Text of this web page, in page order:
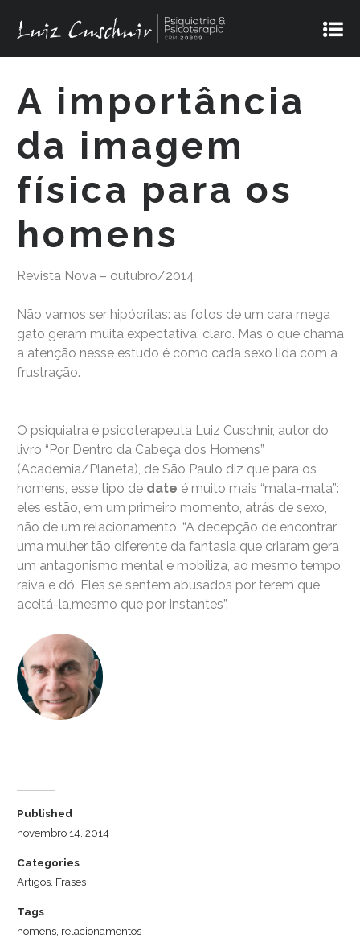
A importância
da imagem
física para os
homens
Revista Nova – outubro/2014
Não vamos ser hipócritas: as fotos de um cara mega
gato geram muita expectativa, claro. Mas o que chama
a atenção nesse estudo é como cada sexo lida com a
frustração.
O psiquiatra e psicoterapeuta Luiz Cuschnir, autor do
livro “Por Dentro da Cabeça dos Homens”
(Academia/Planeta), de São Paulo diz que para os
homens, esse tipo de date é muito mais “mata-mata”:
eles estão, em um primeiro momento, atrás de sexo,
não de um relacionamento. “A decepção de encontrar
uma mulher tão diferente da fantasia que criaram gera
um antagonismo mental e mobiliza, ao mesmo tempo,
raiva e dó. Eles se sentem abusados por terem que
aceitá-la,mesmo que por instantes”.
Published
novembro 14, 2014
Categories
Artigos Frases
Tags
homens, relacionamentos